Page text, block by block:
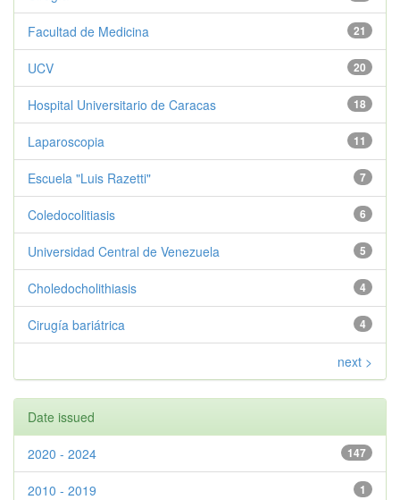
21
Facultad de Medicina
20
UCV
18
Hospital Universitario de Caracas
11
Laparoscopia
7
Escuela "Luis Razetti"
6
Coledocolitiasis
5
Universidad Central de Venezuela
4
Choledocholithiasis
4
Cirugía bariátrica
next >
Date issued
147
2020 - 2024
1
2010 - 2019